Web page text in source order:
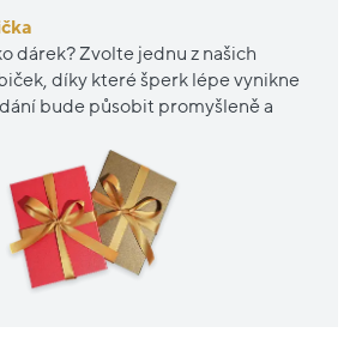
dárek? Zvolte jednu z našich
díky které šperk lépe vynikne
bude působit promyšleně a